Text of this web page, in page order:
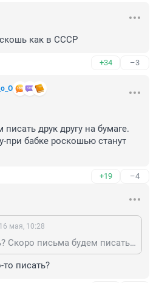
как в СССР
+34 –3
друк другу на бумаге.
при бабке роскошью станут
+19 –4
16 мая, 10:28
Какой автомобиль? Скоро письма будем писать друк другу на бумаге. Я тебе больше скажу-при бабке роскошью станут лошади.
писать?